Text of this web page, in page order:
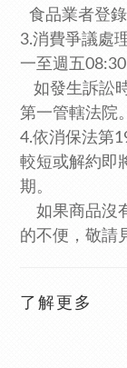
食品業者登
3.消費爭議處
一至週五
如發生訴訟
第一管轄法院。
4.依消保法第
較短或解約即
期。
如果商品沒
的不便，敬請
了解更多